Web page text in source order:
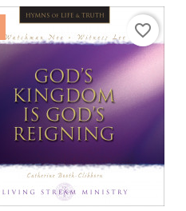
favorite_border